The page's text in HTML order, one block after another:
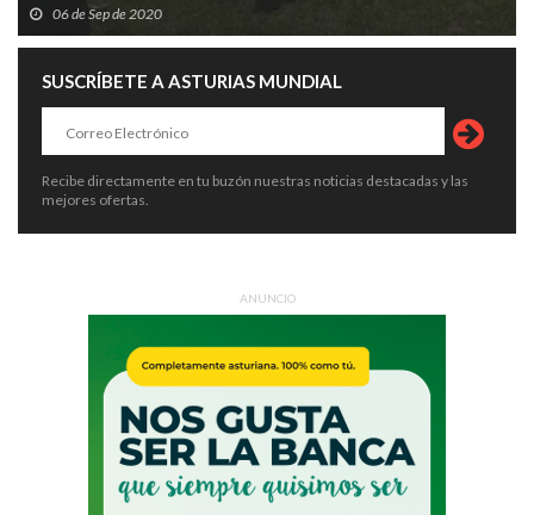
06 de Sep de 2020
SUSCRÍBETE A ASTURIAS MUNDIAL
Recibe directamente en tu buzón nuestras noticias destacadas y las
mejores ofertas.
ANUNCIO